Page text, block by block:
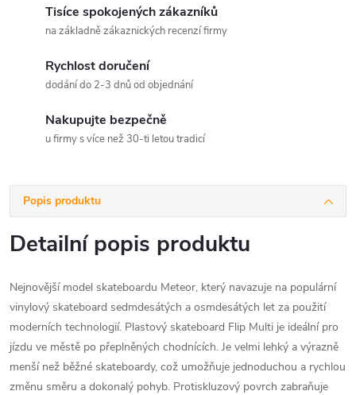
Tisíce spokojených zákazníků
na základně zákaznických recenzí firmy
Rychlost doručení
dodání do 2-3 dnů od objednání
Nakupujte bezpečně
u firmy s více než 30-ti letou tradicí
Popis produktu
Detailní popis produktu
Nejnovější model skateboardu Meteor, který navazuje na populární
vinylový skateboard sedmdesátých a osmdesátých let za použití
moderních technologií. Plastový skateboard Flip Multi je ideální pro
jízdu ve městě po přeplněných chodnících. Je velmi lehký a výrazně
menší než běžné skateboardy, což umožňuje jednoduchou a rychlou
změnu směru a dokonalý pohyb. Protiskluzový povrch zabraňuje